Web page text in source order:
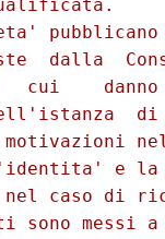
dalla
cui
e
caso di
sono messi